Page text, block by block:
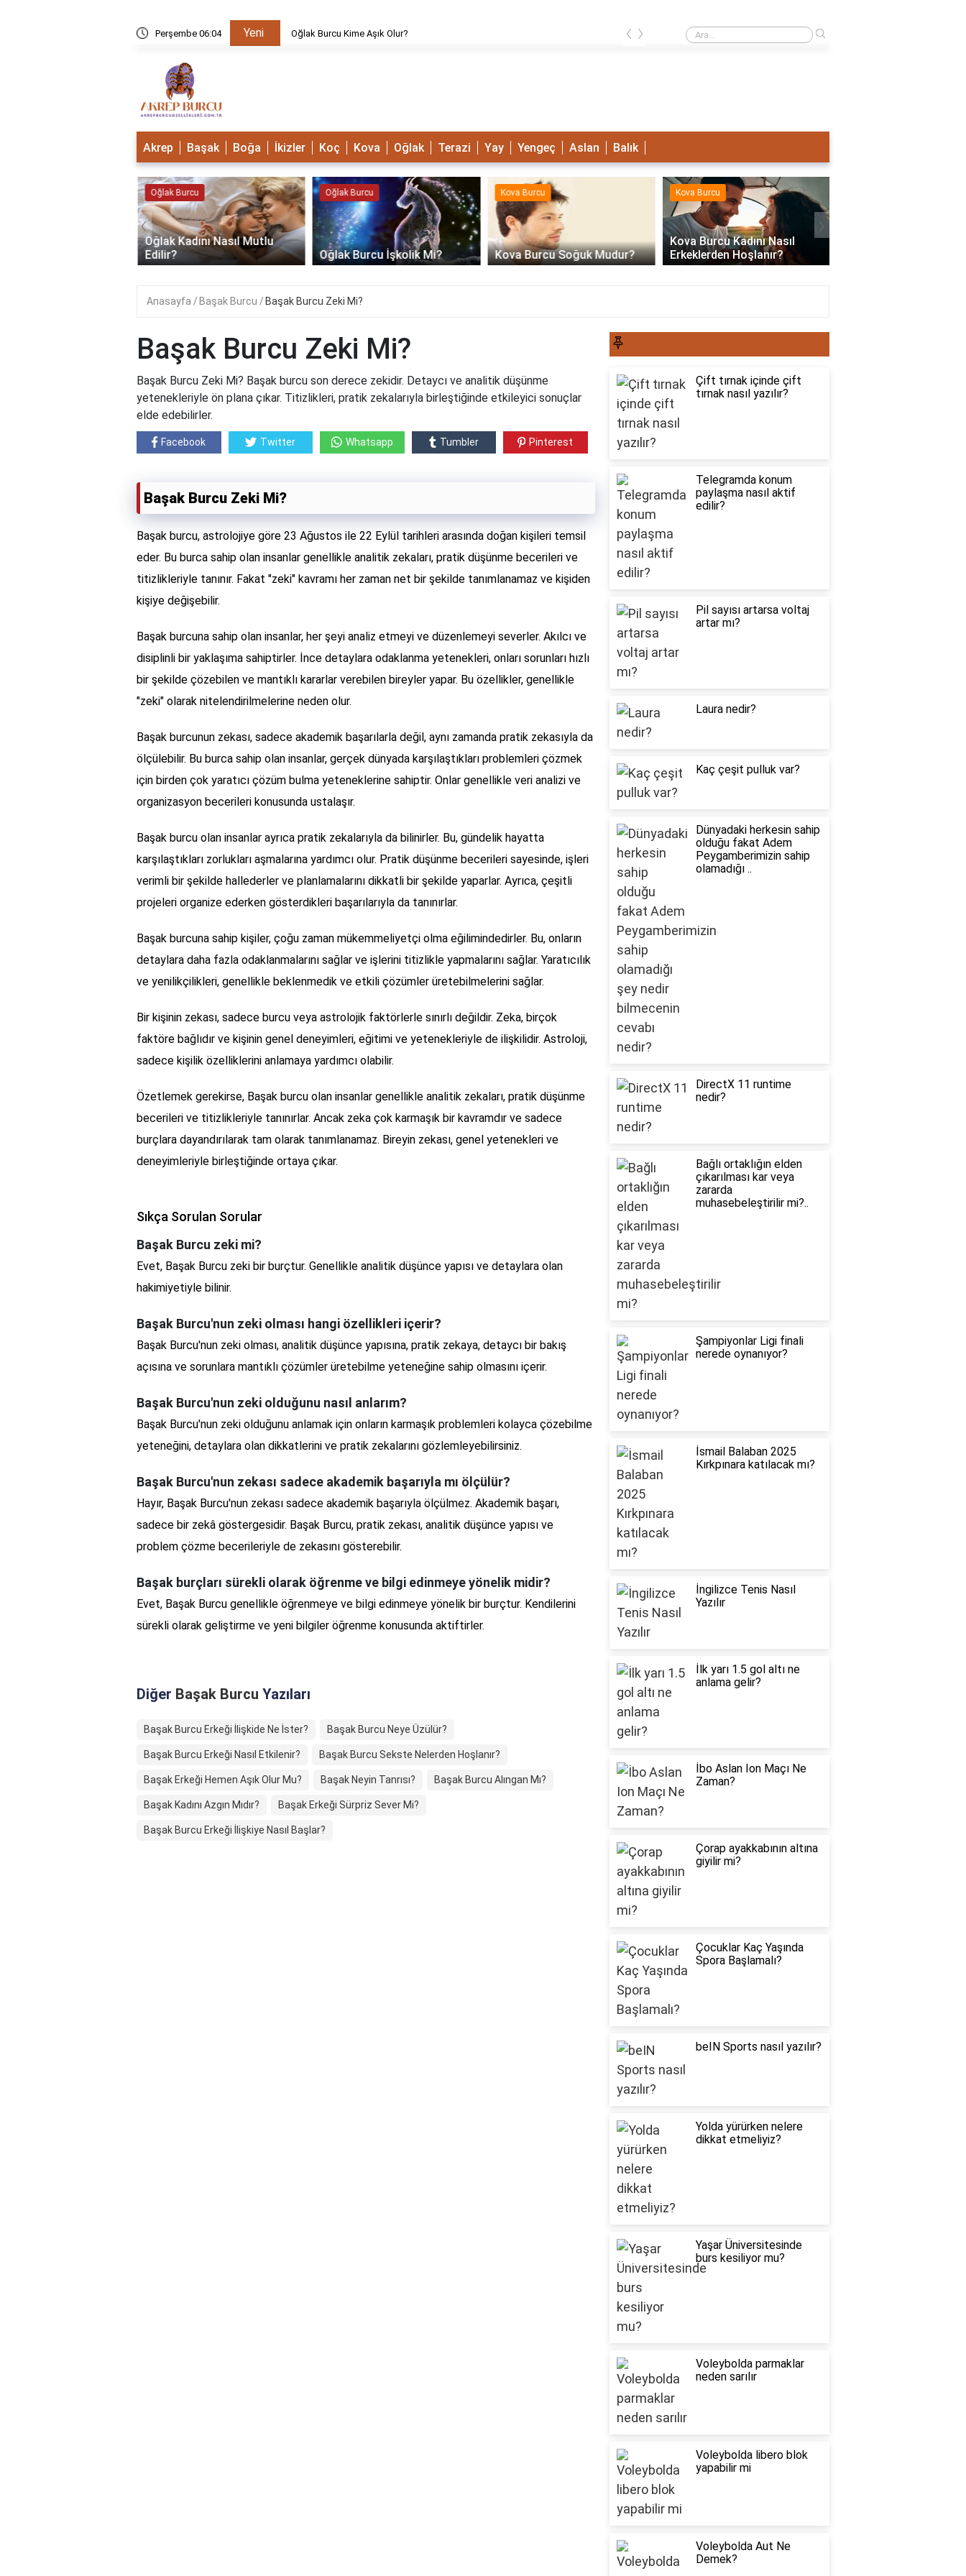
Perşembe 06:04 Yeni Oğlak Burcu Kime Aşık Olur? Terazi Erkeği Nasıl Sevişir?
‹ ›
Akrep Başak Boğa İkizler Koç Kova Oğlak Terazi Yay Yengeç Aslan Balık
Oğlak Burcu
Oğlak Kadını Nasıl Mutlu
Edilir?
Oğlak Burcu
Oğlak Burcu İşkolik Mi?
Kova Burcu
Kova Burcu Soğuk Mudur?
Kova Burcu
Kova Burcu Kadını Nasıl
Erkeklerden Hoşlanır?
‹ ›
Anasayfa Başak Burcu Başak Burcu Zeki Mi?
Başak Burcu Zeki Mi?
Başak Burcu Zeki Mi? Başak burcu son derece zekidir. Detaycı ve analitik düşünme
yetenekleriyle ön plana çıkar. Titizlikleri, pratik zekalarıyla birleştiğinde etkileyici sonuçlar
elde edebilirler.
Facebook Twitter Whatsapp Tumbler Pinterest
Başak Burcu Zeki Mi?
Başak burcu, astrolojiye göre 23 Ağustos ile 22 Eylül tarihleri ​​arasında doğan kişileri temsil
eder. Bu burca sahip olan insanlar genellikle analitik zekaları, pratik düşünme becerileri ve
titizlikleriyle tanınır. Fakat "zeki" kavramı her zaman net bir şekilde tanımlanamaz ve kişiden
kişiye değişebilir.
Başak burcuna sahip olan insanlar, her şeyi analiz etmeyi ve düzenlemeyi severler. Akılcı ve
disiplinli bir yaklaşıma sahiptirler. İnce detaylara odaklanma yetenekleri, onları sorunları hızlı
bir şekilde çözebilen ve mantıklı kararlar verebilen bireyler yapar. Bu özellikler, genellikle
"zeki" olarak nitelendirilmelerine neden olur.
Başak burcunun zekası, sadece akademik başarılarla değil, aynı zamanda pratik zekasıyla da
ölçülebilir. Bu burca sahip olan insanlar, gerçek dünyada karşılaştıkları problemleri çözmek
için birden çok yaratıcı çözüm bulma yeteneklerine sahiptir. Onlar genellikle veri analizi ve
organizasyon becerileri konusunda ustalaşır.
Başak burcu olan insanlar ayrıca pratik zekalarıyla da bilinirler. Bu, gündelik hayatta
karşılaştıkları zorlukları aşmalarına yardımcı olur. Pratik düşünme becerileri sayesinde, işleri
verimli bir şekilde hallederler ve planlamalarını dikkatli bir şekilde yaparlar. Ayrıca, çeşitli
projeleri organize ederken gösterdikleri başarılarıyla da tanınırlar.
Başak burcuna sahip kişiler, çoğu zaman mükemmeliyetçi olma eğilimindedirler. Bu, onların
detaylara daha fazla odaklanmalarını sağlar ve işlerini titizlikle yapmalarını sağlar. Yaratıcılık
ve yenilikçilikleri, genellikle beklenmedik ve etkili çözümler üretebilmelerini sağlar.
Bir kişinin zekası, sadece burcu veya astrolojik faktörlerle sınırlı değildir. Zeka, birçok
faktöre bağlıdır ve kişinin genel deneyimleri, eğitimi ve yetenekleriyle de ilişkilidir. Astroloji,
sadece kişilik özelliklerini anlamaya yardımcı olabilir.
Özetlemek gerekirse, Başak burcu olan insanlar genellikle analitik zekaları, pratik düşünme
becerileri ve titizlikleriyle tanınırlar. Ancak zeka çok karmaşık bir kavramdır ve sadece
burçlara dayandırılarak tam olarak tanımlanamaz. Bireyin zekası, genel yetenekleri ve
deneyimleriyle birleştiğinde ortaya çıkar.
Sıkça Sorulan Sorular
Başak Burcu zeki mi?
Evet, Başak Burcu zeki bir burçtur. Genellikle analitik düşünce yapısı ve detaylara olan
hakimiyetiyle bilinir.
Başak Burcu'nun zeki olması hangi özellikleri içerir?
Başak Burcu'nun zeki olması, analitik düşünce yapısına, pratik zekaya, detaycı bir bakış
açısına ve sorunlara mantıklı çözümler üretebilme yeteneğine sahip olmasını içerir.
Başak Burcu'nun zeki olduğunu nasıl anlarım?
Başak Burcu'nun zeki olduğunu anlamak için onların karmaşık problemleri kolayca çözebilme
yeteneğini, detaylara olan dikkatlerini ve pratik zekalarını gözlemleyebilirsiniz.
Başak Burcu'nun zekası sadece akademik başarıyla mı ölçülür?
Hayır, Başak Burcu'nun zekası sadece akademik başarıyla ölçülmez. Akademik başarı,
sadece bir zekâ göstergesidir. Başak Burcu, pratik zekası, analitik düşünce yapısı ve
problem çözme becerileriyle de zekasını gösterebilir.
Başak burçları sürekli olarak öğrenme ve bilgi edinmeye yönelik midir?
Evet, Başak Burcu genellikle öğrenmeye ve bilgi edinmeye yönelik bir burçtur. Kendilerini
sürekli olarak geliştirme ve yeni bilgiler öğrenme konusunda aktiftirler.
Diğer Başak Burcu Yazıları
Başak Burcu Erkeği İlişkide Ne İster? Başak Burcu Neye Üzülür?
Başak Burcu Erkeği Nasıl Etkilenir? Başak Burcu Sekste Nelerden Hoşlanır?
Başak Erkeği Hemen Aşık Olur Mu? Başak Neyin Tanrısı? Başak Burcu Alıngan Mı?
Başak Kadını Azgın Mıdır? Başak Erkeği Sürpriz Sever Mi?
Başak Burcu Erkeği İlişkiye Nasıl Başlar?
Çift tırnak içinde çift
tırnak nasıl yazılır?
Telegramda konum
paylaşma nasıl aktif
edilir?
Pil sayısı artarsa voltaj
artar mı?
Laura nedir?
Kaç çeşit pulluk var?
Dünyadaki herkesin sahip
olduğu fakat Adem
Peygamberimizin sahip
olamadığı ..
DirectX 11 runtime
nedir?
Bağlı ortaklığın elden
çıkarılması kar veya
zararda
muhasebeleştirilir mi?..
Şampiyonlar Ligi finali
nerede oynanıyor?
İsmail Balaban 2025
Kırkpınara katılacak mı?
İngilizce Tenis Nasıl
Yazılır
İlk yarı 1.5 gol altı ne
anlama gelir?
İbo Aslan Ion Maçı Ne
Zaman?
Çorap ayakkabının altına
giyilir mi?
Çocuklar Kaç Yaşında
Spora Başlamalı?
beIN Sports nasıl yazılır?
Yolda yürürken nelere
dikkat etmeliyiz?
Yaşar Üniversitesinde
burs kesiliyor mu?
Voleybolda parmaklar
neden sarılır
Voleybolda libero blok
yapabilir mi
Voleybolda Aut Ne
Demek?